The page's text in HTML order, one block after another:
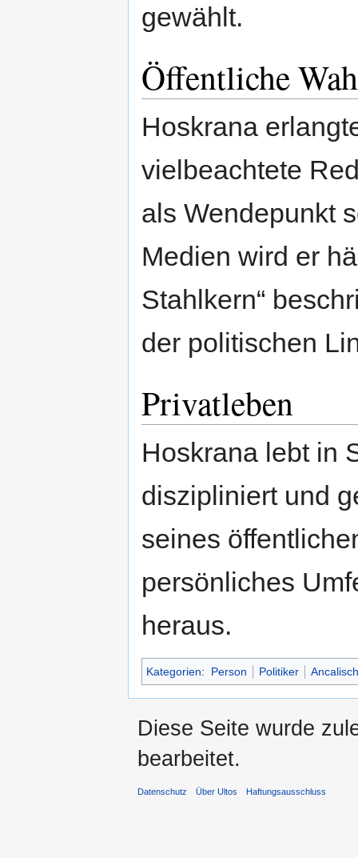
gewählt.
Öffentliche
Hoskrana
vielbeachtete
als Wendepunkt
Medien wird er
Stahlkern“
der politischen
Privatleben
Hoskrana lebt in
diszipliniert und
seines
persönliches
heraus.
Kategorien: Person Politiker Ancalisch
Diese Seite wurde
bearbeitet.
Datenschutz Über Ultos Haftungsausschluss